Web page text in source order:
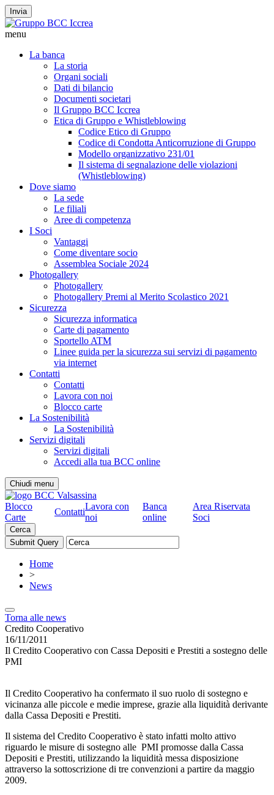
Invia
menu
La banca
La storia
Organi sociali
Dati di bilancio
Documenti societari
Il Gruppo BCC Iccrea
Etica di Gruppo e Whistleblowing
Codice Etico di Gruppo
Codice di Condotta Anticorruzione di Gruppo
Modello organizzativo 231/01
Il sistema di segnalazione delle violazioni
(Whistleblowing)
Dove siamo
La sede
Le filiali
Aree di competenza
I Soci
Vantaggi
Come diventare socio
Assemblea Sociale 2024
Photogallery
Photogallery
Photogallery Premi al Merito Scolastico 2021
Sicurezza
Sicurezza informatica
Carte di pagamento
Sportello ATM
Linee guida per la sicurezza sui servizi di pagamento
via internet
Contatti
Contatti
Lavora con noi
Blocco carte
La Sostenibilità
La Sostenibilità
Servizi digitali
Servizi digitali
Accedi alla tua BCC online
Chiudi menu
Blocco
Carte
Contatti
Lavora con
noi
Banca
online
Area Riservata
Soci
Cerca
Home
>
News
Torna alle news
Credito Cooperativo
16/11/2011
Il Credito Cooperativo con Cassa Depositi e Prestiti a sostegno delle
PMI
Il Credito Cooperativo ha confermato il suo ruolo di sostegno e
vicinanza alle piccole e medie imprese, grazie alla liquidità derivante
dalla Cassa Depositi e Prestiti.
Il sistema del Credito Cooperativo è stato infatti molto attivo
riguardo le misure di sostegno alle PMI promosse dalla Cassa
Depositi e Prestiti, utilizzando la liquidità messa disposizione
attraverso la sottoscrizione di tre convenzioni a partire da maggio
2009.